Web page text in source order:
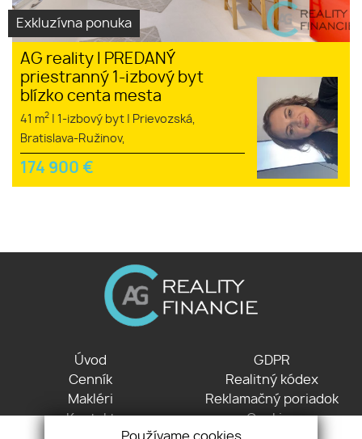
Exkluzívna ponuka
AG reality I PREDANÝ
priestranný 1-izbový byt
blízko centa mesta
41 m2 1-izbový byt
Prievozská,
Bratislava-Ružinov,
174 900 €
Úvod
Cenník
Makléri
Kontakt
GDPR
Realitný kódex
Reklamačný poriadok
Cookies